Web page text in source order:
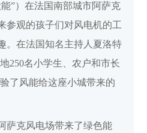
”）在法国南部城市阿萨克
参观的孩子们对风电机的工
。在法国知名主持人夏洛特
250名小学生、农户和市长
了风能给这座小城带来的
萨克风电场带来了绿色能